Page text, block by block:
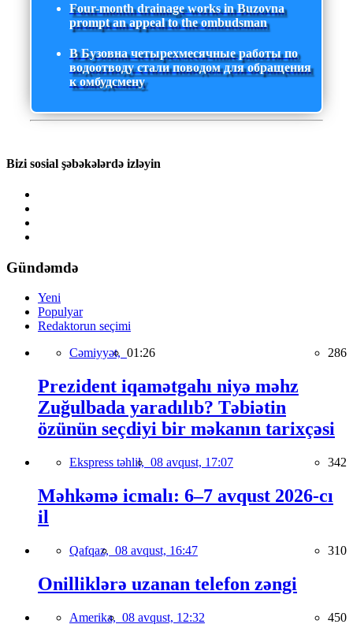
Four-month drainage works in Buzovna
prompt an appeal to the ombudsman
В Бузовна четырехмесячные работы по
водоотводу стали поводом для обращения
к омбудсмену
Bizi sosial şəbəkələrdə izləyin
Gündəmdə
Yeni
Populyar
Redaktorun seçimi
Cəmiyyət, 01:26 286
Prezident iqamətgahı niyə məhz
Zuğulbada yaradılıb? Təbiətin
özünün seçdiyi bir məkanın tarixçəsi
Ekspress təhlil, 08 avqust, 17:07 342
Məhkəmə icmalı: 6–7 avqust 2026-cı
il
Qafqaz, 08 avqust, 16:47 310
Onilliklərə uzanan telefon zəngi
Amerika, 08 avqust, 12:32 450